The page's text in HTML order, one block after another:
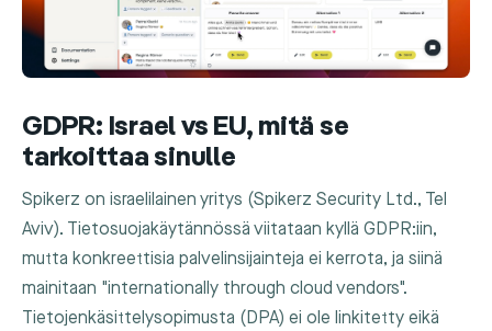
GDPR: Israel vs EU, mitä se
tarkoittaa sinulle
Spikerz on israelilainen yritys (Spikerz Security Ltd., Tel
Aviv). Tietosuojakäytännössä viitataan kyllä GDPR:iin,
mutta konkreettisia palvelinsijainteja ei kerrota, ja siinä
mainitaan "internationally through cloud vendors".
Tietojenkäsittelysopimusta (DPA) ei ole linkitetty eikä